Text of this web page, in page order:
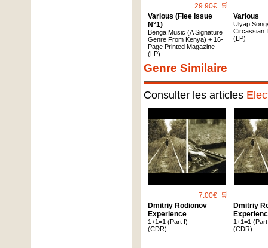
29.90€ 🛒
Various (Flee Issue
N°1)
Benga Music (A Signature
Genre From Kenya) + 16-
Page Printed Magazine
(LP)
Various
Ulyap
Circassian
(LP)
Genre Similaire
Consulter les articles
7.00€ 🛒
Dmitriy Rodionov
Experience
1+1=1 (Part I)
(CDR)
Dmitriy
1+1=1
(CDR)